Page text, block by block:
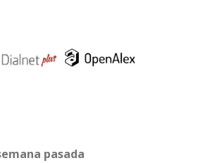
pasada